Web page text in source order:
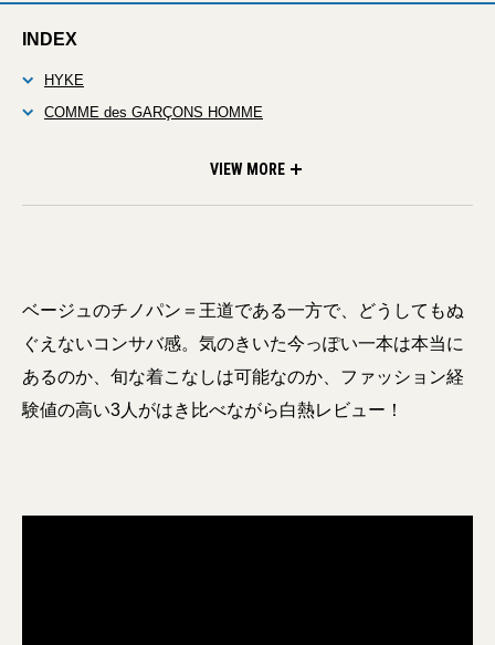
INDEX
HYKE
COMME des GARÇONS HOMME
VIEW MORE
ベージュのチノパン＝王道である一方で、どうしてもぬ
ぐえないコンサバ感。気のきいた今っぽい一本は本当に
あるのか、旬な着こなしは可能なのか、ファッション経
験値の高い3人がはき比べながら白熱レビュー！